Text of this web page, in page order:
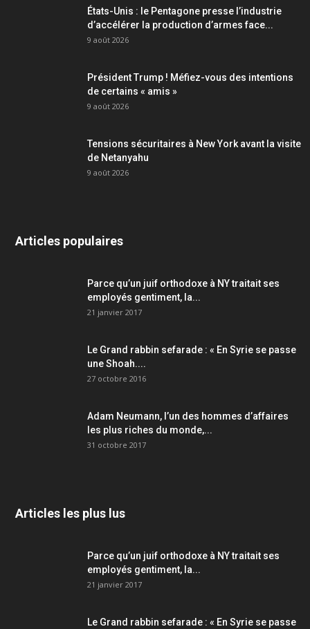
États-Unis : le Pentagone presse l’industrie
d’accélérer la production d’armes face...
9 août 2026
Président Trump ! Méfiez-vous des intentions
de certains « amis »
9 août 2026
Tensions sécuritaires à New York avant la visite
de Netanyahu
9 août 2026
Articles populaires
Parce qu’un juif orthodoxe à NY traitait ses
employés gentiment, la...
21 janvier 2017
Le Grand rabbin sefarade : « En Syrie se passe
une Shoah....
27 octobre 2016
Adam Neumann, l’un des hommes d’affaires
les plus riches du monde,...
31 octobre 2017
Articles les plus lus
Parce qu’un juif orthodoxe à NY traitait ses
employés gentiment, la...
21 janvier 2017
Le Grand rabbin sefarade : « En Syrie se passe